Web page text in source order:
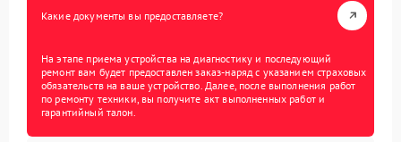
Какие документы вы предоставляете?
На этапе приема устройства на диагностику и последующий
ремонт вам будет предоставлен заказ-наряд с указанием страховых
обязательств на ваше устройство. Далее, после выполнения работ
по ремонту техники, вы получите акт выполненных работ и
гарантийный талон.